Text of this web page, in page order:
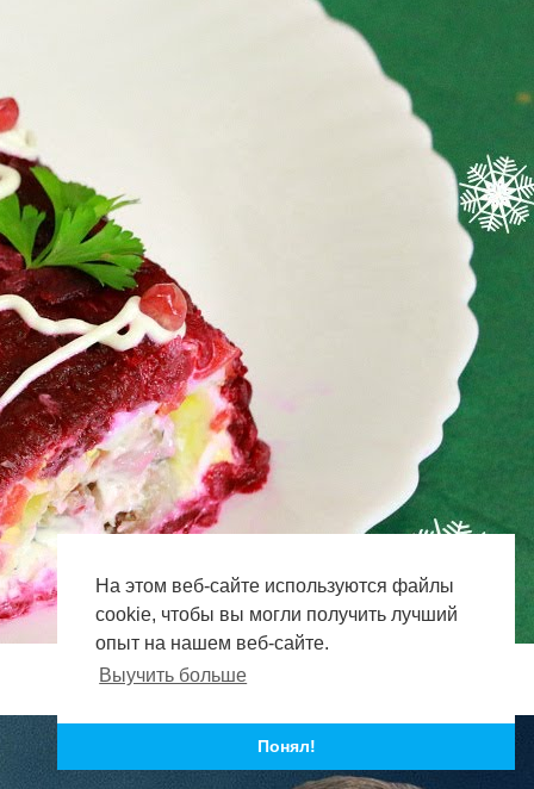
На этом веб-сайте используются файлы
cookie, чтобы вы могли получить лучший
опыт на нашем веб-сайте.
Выучить больше
Понял!